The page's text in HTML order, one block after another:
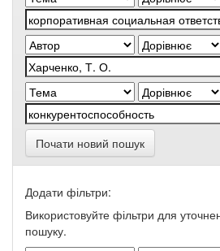
Почати новий пошук
Додати фільтри:
Використовуйте фільтри для
пошуку.